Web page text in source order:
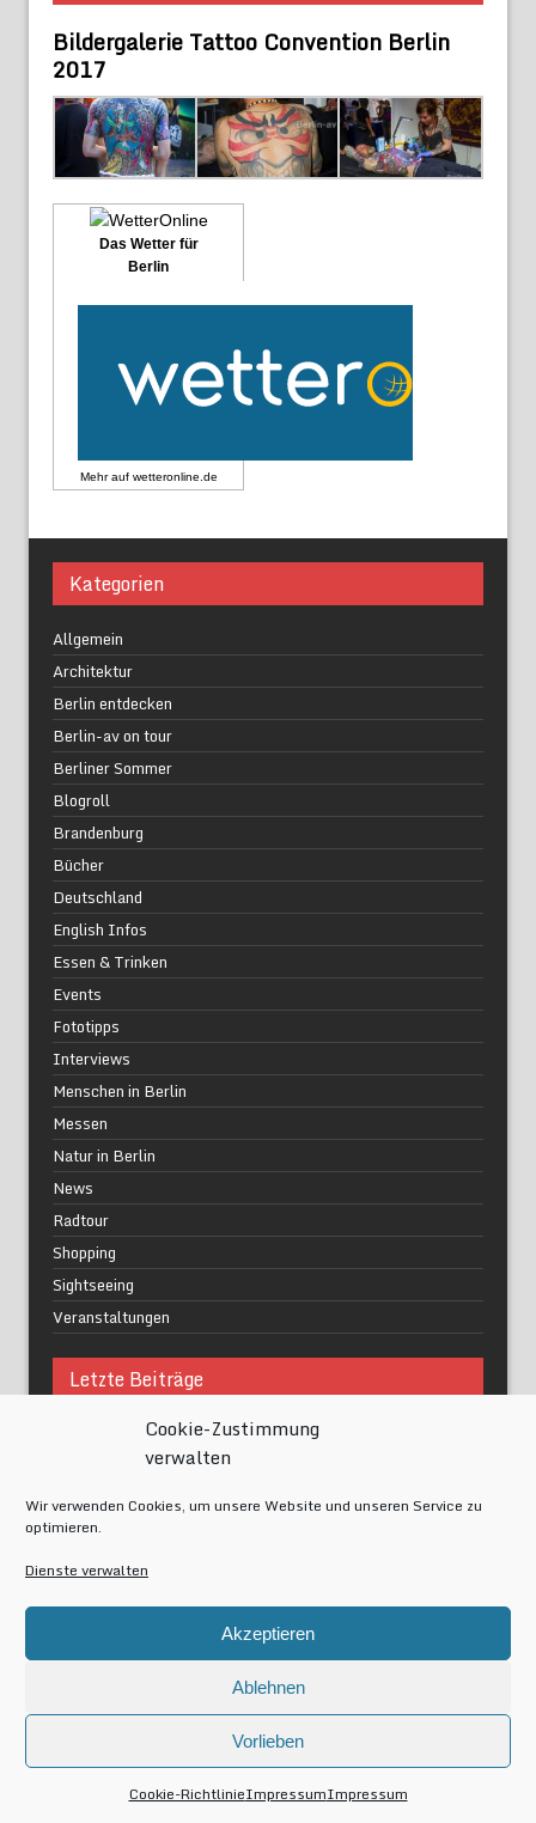
Cookie-Zustimmung
verwalten
Wir verwenden Cookies, um unsere Website und unseren Service zu
optimieren.
Dienste verwalten
Akzeptieren
Ablehnen
Vorlieben
Cookie-RichtlinieImpressumImpressum
Bildergalerie Tattoo Convention Berlin
2017
Das Wetter für
Berlin
Mehr auf wetteronline.de
Kategorien
Allgemein
Architektur
Berlin entdecken
Berlin-av on tour
Berliner Sommer
Blogroll
Brandenburg
Bücher
Deutschland
English Infos
Essen & Trinken
Events
Fototipps
Interviews
Menschen in Berlin
Messen
Natur in Berlin
News
Radtour
Shopping
Sightseeing
Veranstaltungen
Letzte Beiträge
Was macht urbane Lebensqualität wirklich aus?
Grüne Oasen in Berlin
Festival of Lights Berlin 2024
Gesund schlafen im modernen Alltag
WordPress.org
Copyright by Berlin-av